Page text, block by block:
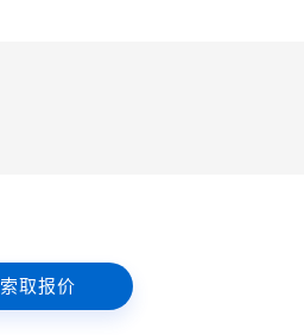
索取报价